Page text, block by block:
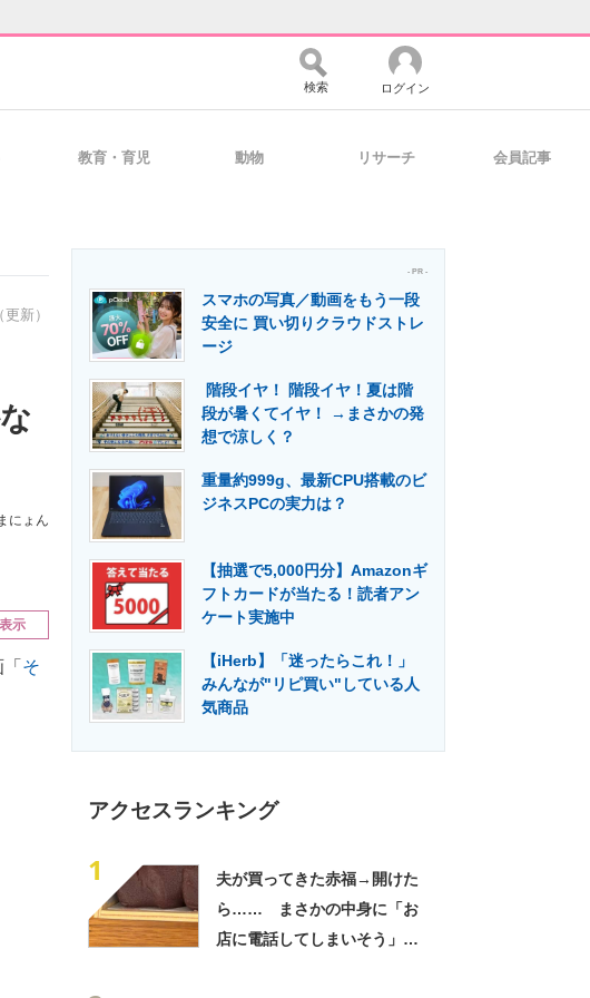
経営リーダーのコミュニティ マーケ×ITの今がよく分かる
製造業のIT導入・活用を支援
エネルギーの専門メディア 建設×テクノロジーの最前線
検索 ログイン
教育・育児 動物 リサーチ 会員記事
新）
にょん
示
そ
- PR -
スマホの写真／動画をもう一段
安全に 買い切りクラウドストレ
ージ
階段イヤ！ 階段イヤ！夏は階
段が暑くてイヤ！ →まさかの発
想で涼しく？
重量約999g、最新CPU搭載のビ
ジネスPCの実力は？
【抽選で5,000円分】Amazonギ
フトカードが当たる！読者アン
ケート実施中
【iHerb】「迷ったらこれ！」
みんなが"リピ買い"している人
気商品
アクセスランキング
1
夫が買ってきた赤福→開けた
ら…… まさかの中身に「お
店に電話してしまいそう」